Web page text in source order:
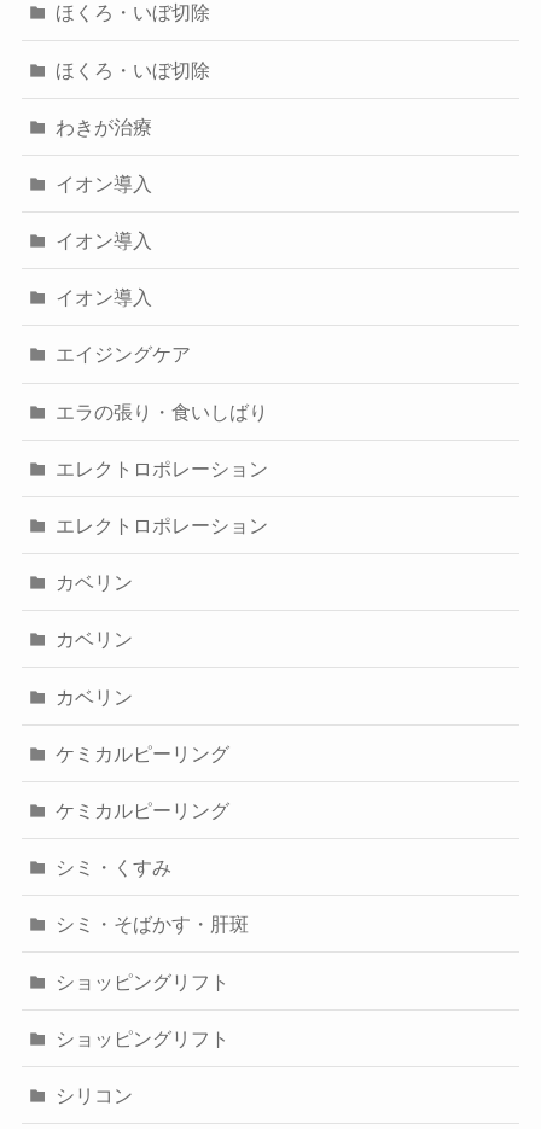
ほくろ・いぼ切除
ほくろ・いぼ切除
わきが治療
イオン導入
イオン導入
イオン導入
エイジングケア
エラの張り・食いしばり
エレクトロポレーション
エレクトロポレーション
カベリン
カベリン
カベリン
ケミカルピーリング
ケミカルピーリング
シミ・くすみ
シミ・そばかす・肝斑
ショッピングリフト
ショッピングリフト
シリコン